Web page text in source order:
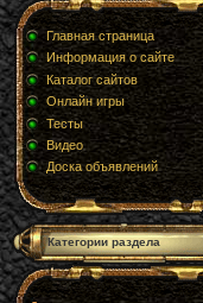
Главная страница
Информация о сайте
Каталог сайтов
Онлайн игры
Тесты
Видео
Доска объявлений
Категории раздела